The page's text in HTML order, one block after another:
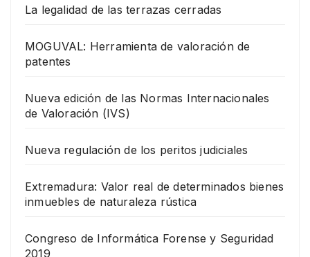
La legalidad de las terrazas cerradas
MOGUVAL: Herramienta de valoración de
patentes
Nueva edición de las Normas Internacionales
de Valoración (IVS)
Nueva regulación de los peritos judiciales
Extremadura: Valor real de determinados bienes
inmuebles de naturaleza rústica
Congreso de Informática Forense y Seguridad
2019